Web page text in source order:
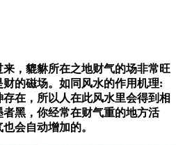
，貔貅所在之地财气的场非常旺
的磁场。 如同风水的作用机理:
在，所以人在此风水里会得到相
黑，你经常在财气重的地方活
会自动增加的。